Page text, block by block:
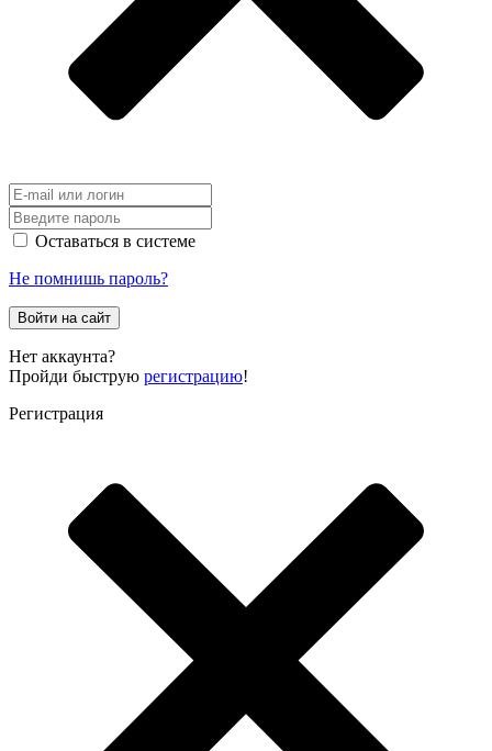
Оставаться в системе
Не помнишь пароль?
Войти на сайт
Нет аккаунта?
Пройди быструю регистрацию!
Регистрация